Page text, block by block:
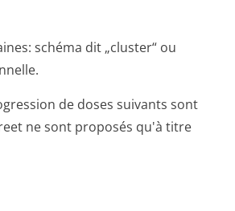
schéma dit „cluster“ ou
de doses suivants sont
ne sont proposés qu'à titre